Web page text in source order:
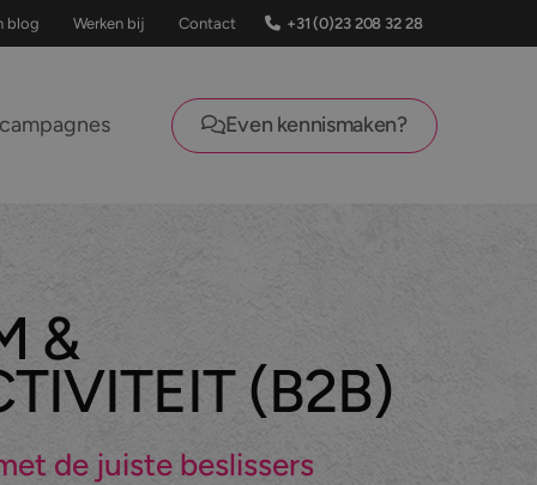
blog Werken bij Contact +31 (0)23 208 32 28
Even kennismaken?
&
(B2B)
de juiste beslissers